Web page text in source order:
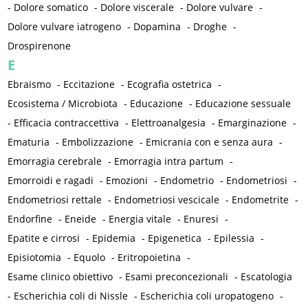
- Dolore somatico - Dolore viscerale - Dolore vulvare -
Dolore vulvare iatrogeno - Dopamina - Droghe -
Drospirenone
E
Ebraismo - Eccitazione - Ecografia ostetrica -
Ecosistema / Microbiota - Educazione - Educazione sessuale
- Efficacia contraccettiva - Elettroanalgesia - Emarginazione -
Ematuria - Embolizzazione - Emicrania con e senza aura -
Emorragia cerebrale - Emorragia intra partum -
Emorroidi e ragadi - Emozioni - Endometrio - Endometriosi -
Endometriosi rettale - Endometriosi vescicale - Endometrite -
Endorfine - Eneide - Energia vitale - Enuresi -
Epatite e cirrosi - Epidemia - Epigenetica - Epilessia -
Episiotomia - Equolo - Eritropoietina -
Esame clinico obiettivo - Esami preconcezionali - Escatologia
- Escherichia coli di Nissle - Escherichia coli uropatogeno -